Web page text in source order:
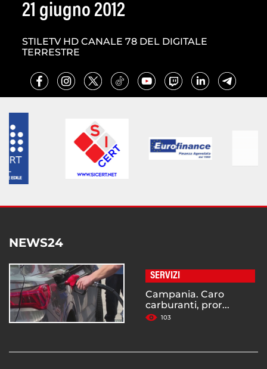
21 giugno 2012
STILETV HD CANALE 78 DEL DIGITALE
TERRESTRE
NEWS24
SERVIZI
Campania. Caro
carburanti, pror...
103